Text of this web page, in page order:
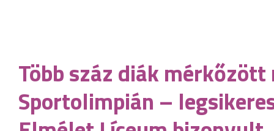
Több száz diák
Sportolimpián –